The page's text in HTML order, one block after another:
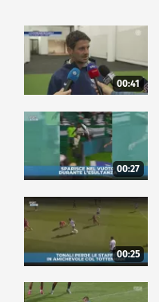
00:41
00:27
00:25